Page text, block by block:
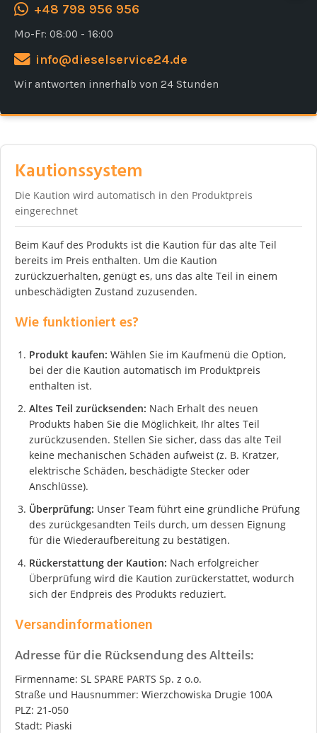
+48 798 956 956
Mo-Fr: 08:00 - 16:00
info@dieselservice24.de
Wir antworten innerhalb von 24 Stunden
Kautionssystem
Die Kaution wird automatisch in den Produktpreis
eingerechnet
Beim Kauf des Produkts ist die Kaution für das alte Teil
bereits im Preis enthalten. Um die Kaution
zurückzuerhalten, genügt es, uns das alte Teil in einem
unbeschädigten Zustand zuzusenden.
Wie funktioniert es?
Produkt kaufen: Wählen Sie im Kaufmenü die Option,
bei der die Kaution automatisch im Produktpreis
enthalten ist.
Altes Teil zurücksenden: Nach Erhalt des neuen
Produkts haben Sie die Möglichkeit, Ihr altes Teil
zurückzusenden. Stellen Sie sicher, dass das alte Teil
keine mechanischen Schäden aufweist (z. B. Kratzer,
elektrische Schäden, beschädigte Stecker oder
Anschlüsse).
Überprüfung: Unser Team führt eine gründliche Prüfung
des zurückgesandten Teils durch, um dessen Eignung
für die Wiederaufbereitung zu bestätigen.
Rückerstattung der Kaution: Nach erfolgreicher
Überprüfung wird die Kaution zurückerstattet, wodurch
sich der Endpreis des Produkts reduziert.
Versandinformationen
Adresse für die Rücksendung des Altteils:
Firmenname: SL SPARE PARTS Sp. z o.o.
Straße und Hausnummer: Wierzchowiska Drugie 100A
PLZ: 21-050
Stadt: Piaski